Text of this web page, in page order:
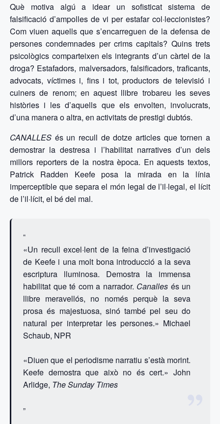
Què motiva algú a idear un sofisticat sistema de
falsificació d’ampolles de vi per estafar col·leccionistes?
Com viuen aquells que s’encarreguen de la defensa de
persones condemnades per crims capitals? Quins trets
psicològics comparteixen els integrants d’un càrtel de la
droga? Estafadors, malversadors, falsificadors, traficants,
advocats, víctimes i, fins i tot, productors de televisió i
cuiners de renom; en aquest llibre trobareu les seves
històries i les d’aquells que els envolten, involucrats,
d’una manera o altra, en activitats de prestigi dubtós.
CANALLES és un recull de dotze articles que tornen a
demostrar la destresa i l’habilitat narratives d’un dels
millors reporters de la nostra època. En aquests textos,
Patrick Radden Keefe posa la mirada en la línia
imperceptible que separa el món legal de l’il·legal, el lícit
de l’il·lícit, el bé del mal.
«Un recull excel·lent de la feina d’investigació
de Keefe i una molt bona introducció a la seva
escriptura lluminosa. Demostra la immensa
habilitat que té com a narrador. Canalles és un
llibre meravellós, no només perquè la seva
prosa és majestuosa, sinó també pel seu do
natural per interpretar les persones.» Michael
Schaub, NPR
«Diuen que el periodisme narratiu s’està morint.
Keefe demostra que això no és cert.» John
Arlidge, The Sunday Times